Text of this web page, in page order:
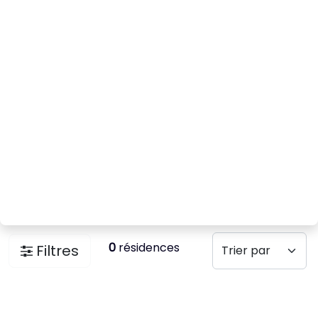
Filtres 0 résidences